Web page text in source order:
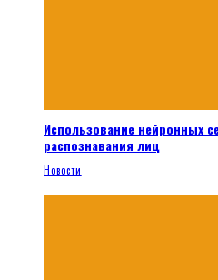
Использование нейронных
распознавания лиц
Новости